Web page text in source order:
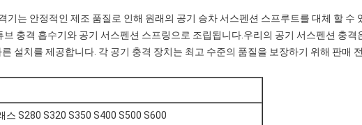
기는 안정적인 제조 품질로 인해 원래의 공기 승차 서스펜션 스프루트를 대체 할 수
충격 흡수기와 공기 서스펜션 스프링으로 조립됩니다.우리의 공기 서스펜션 충격
설치를 제공합니다. 각 공기 충격 장치는 최고 수준의 품질을 보장하기 위해 판매
스 S280 S320 S350 S400 S500 S600